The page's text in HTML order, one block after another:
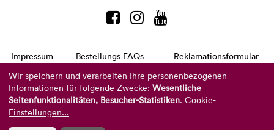
Impressum Bestellungs FAQs
Reklamationsformular
AGB
Datenschutzerklärung
Barrierefreiheitserklärung
Telefon:+49 8104 8873-310
(Mo-Do: 9-16 Uhr und Fr: 9-14 Uhr)
Wir speichern und verarbeiten Ihre personenbezogenen
Informationen für folgende Zwecke: Wesentliche
Seitenfunktionalitäten, Besucher-Statistiken. Cookie-
Einstellungen...